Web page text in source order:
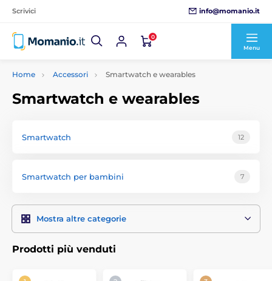
Scrivici info@momanio.it
0
Menu
Home Accessori Smartwatch e wearables
Smartwatch e wearables
Smartwatch 12
Smartwatch per bambini 7
Mostra altre categorie
Prodotti più venduti